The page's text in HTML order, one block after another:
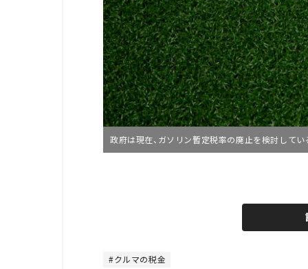
政府は現在、ガソリン暫定税率の廃止を検討してい
クルマの税金